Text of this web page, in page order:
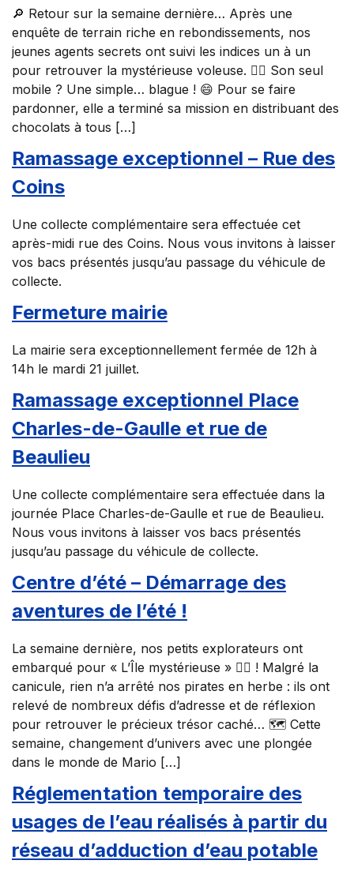
🔎 Retour sur la semaine dernière… Après une
enquête de terrain riche en rebondissements, nos
jeunes agents secrets ont suivi les indices un à un
pour retrouver la mystérieuse voleuse. 🕵️‍♀️ Son seul
mobile ? Une simple… blague ! 😄 Pour se faire
pardonner, elle a terminé sa mission en distribuant des
chocolats à tous […]
Ramassage exceptionnel – Rue des
Coins
Une collecte complémentaire sera effectuée cet
après-midi rue des Coins. Nous vous invitons à laisser
vos bacs présentés jusqu’au passage du véhicule de
collecte.
Fermeture mairie
La mairie sera exceptionnellement fermée de 12h à
14h le mardi 21 juillet.
Ramassage exceptionnel Place
Charles-de-Gaulle et rue de
Beaulieu
Une collecte complémentaire sera effectuée dans la
journée Place Charles-de-Gaulle et rue de Beaulieu.
Nous vous invitons à laisser vos bacs présentés
jusqu’au passage du véhicule de collecte.
Centre d’été – Démarrage des
aventures de l’été !
La semaine dernière, nos petits explorateurs ont
embarqué pour « L’Île mystérieuse » 🏴‍☠️ ! Malgré la
canicule, rien n’a arrêté nos pirates en herbe : ils ont
relevé de nombreux défis d’adresse et de réflexion
pour retrouver le précieux trésor caché… 🗺️ Cette
semaine, changement d’univers avec une plongée
dans le monde de Mario […]
Réglementation temporaire des
usages de l’eau réalisés à partir du
réseau d’adduction d’eau potable